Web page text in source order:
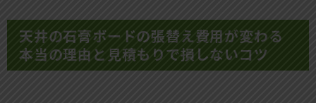
天井の石膏ボードの張替え費用が変わる
本当の理由と見積もりで損しないコツ